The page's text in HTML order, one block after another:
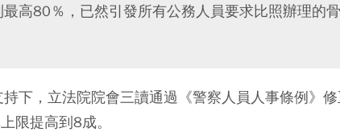
高80％，已然引發所有公務人員要求比照辦理的骨
下，立法院院會三讀通過《警察人員人事條例》
限提高到8成。